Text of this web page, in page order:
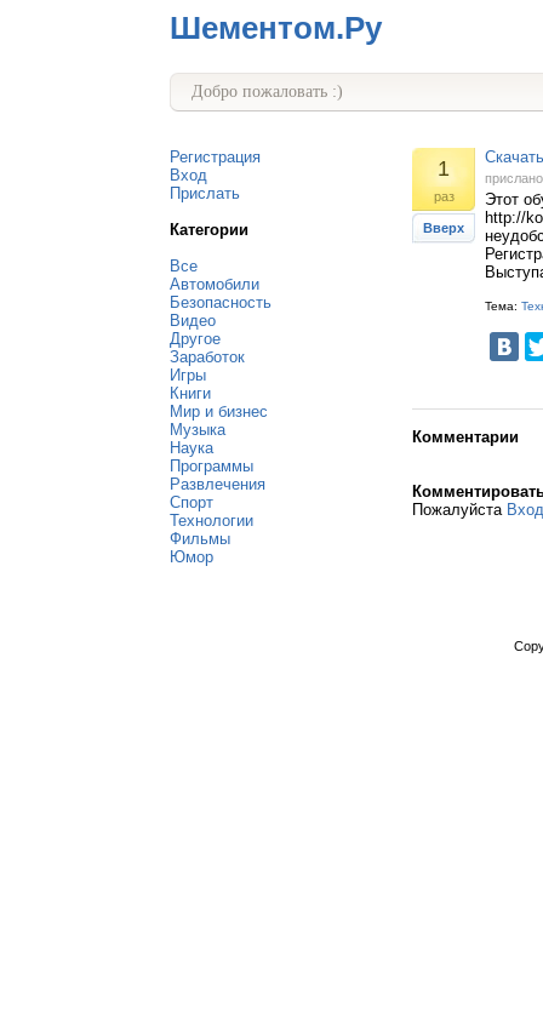
Шементом.Ру
Добро пожаловать :)
Регистрация
Вход
Прислать
Категории
Все
Автомобили
Безопасность
Видео
Другое
Заработок
Игры
Книги
Мир и бизнес
Музыка
Наука
Программы
Развлечения
Спорт
Технологии
Фильмы
Юмор
1
раз
Вверх
Этот
http://
Тема:
Комментарии
Пожалуйста Вход